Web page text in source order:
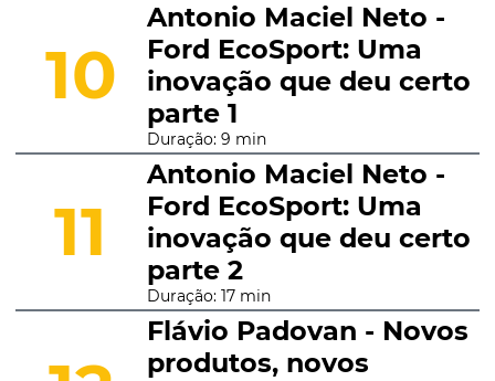
10
Antonio Maciel Neto -
Ford EcoSport: Uma
inovação que deu certo
parte 1
Duração: 9 min
11
Antonio Maciel Neto -
Ford EcoSport: Uma
inovação que deu certo
parte 2
Duração: 17 min
Flávio Padovan - Novos
produtos, novos